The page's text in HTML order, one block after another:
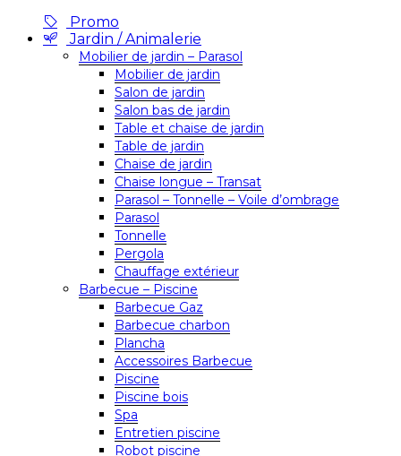
Promo
Jardin / Animalerie
Mobilier de jardin – Parasol
Mobilier de jardin
Salon de jardin
Salon bas de jardin
Table et chaise de jardin
Table de jardin
Chaise de jardin
Chaise longue – Transat
Parasol – Tonnelle – Voile d’ombrage
Parasol
Tonnelle
Pergola
Chauffage extérieur
Barbecue – Piscine
Barbecue Gaz
Barbecue charbon
Plancha
Accessoires Barbecue
Piscine
Piscine bois
Spa
Entretien piscine
Robot piscine